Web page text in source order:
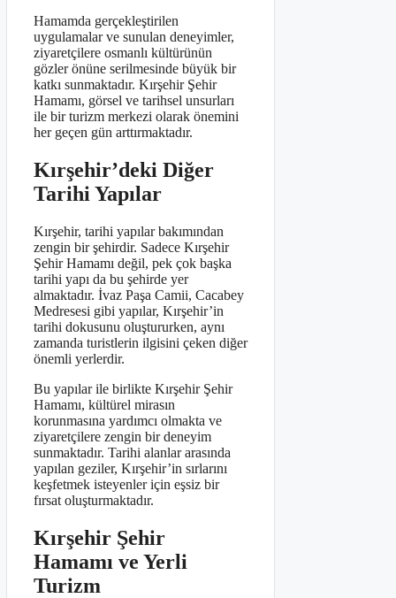
Hamamda gerçekleştirilen
uygulamalar ve sunulan deneyimler,
ziyaretçilere osmanlı kültürünün
gözler önüne serilmesinde büyük bir
katkı sunmaktadır. Kırşehir Şehir
Hamamı, görsel ve tarihsel unsurları
ile bir turizm merkezi olarak önemini
her geçen gün arttırmaktadır.
Kırşehir’deki Diğer
Tarihi Yapılar
Kırşehir, tarihi yapılar bakımından
zengin bir şehirdir. Sadece Kırşehir
Şehir Hamamı değil, pek çok başka
tarihi yapı da bu şehirde yer
almaktadır. İvaz Paşa Camii, Cacabey
Medresesi gibi yapılar, Kırşehir’in
tarihi dokusunu oluştururken, aynı
zamanda turistlerin ilgisini çeken diğer
önemli yerlerdir.
Bu yapılar ile birlikte Kırşehir Şehir
Hamamı, kültürel mirasın
korunmasına yardımcı olmakta ve
ziyaretçilere zengin bir deneyim
sunmaktadır. Tarihi alanlar arasında
yapılan geziler, Kırşehir’in sırlarını
keşfetmek isteyenler için eşsiz bir
fırsat oluşturmaktadır.
Kırşehir Şehir
Hamamı ve Yerli
Turizm